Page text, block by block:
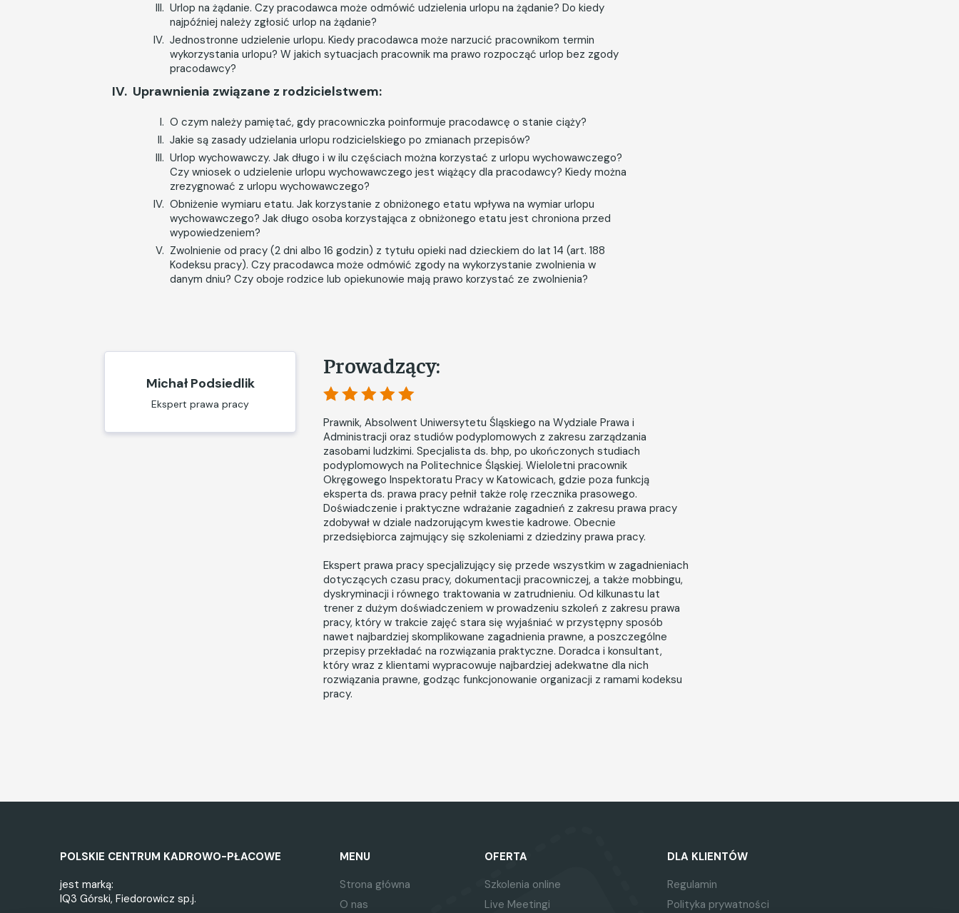
Urlop na żądanie. Czy pracodawca może odmówić udzielenia urlopu na żądanie? Do kiedy
najpóźniej należy zgłosić urlop na żądanie?
Jednostronne udzielenie urlopu. Kiedy pracodawca może narzucić pracownikom termin
wykorzystania urlopu? W jakich sytuacjach pracownik ma prawo rozpocząć urlop bez zgody
pracodawcy?
Uprawnienia związane z rodzicielstwem:
O czym należy pamiętać, gdy pracowniczka poinformuje pracodawcę o stanie ciąży?
Jakie są zasady udzielania urlopu rodzicielskiego po zmianach przepisów?
Urlop wychowawczy. Jak długo i w ilu częściach można korzystać z urlopu wychowawczego?
Czy wniosek o udzielenie urlopu wychowawczego jest wiążący dla pracodawcy? Kiedy można
zrezygnować z urlopu wychowawczego?
Obniżenie wymiaru etatu. Jak korzystanie z obniżonego etatu wpływa na wymiar urlopu
wychowawczego? Jak długo osoba korzystająca z obniżonego etatu jest chroniona przed
wypowiedzeniem?
Zwolnienie od pracy (2 dni albo 16 godzin) z tytułu opieki nad dzieckiem do lat 14 (art. 188
Kodeksu pracy). Czy pracodawca może odmówić zgody na wykorzystanie zwolnienia w
danym dniu? Czy oboje rodzice lub opiekunowie mają prawo korzystać ze zwolnienia?
Michał Podsiedlik
Ekspert prawa pracy
Prowadzący:
Prawnik, Absolwent Uniwersytetu Śląskiego na Wydziale Prawa i
Administracji oraz studiów podyplomowych z zakresu zarządzania
zasobami ludzkimi. Specjalista ds. bhp, po ukończonych studiach
podyplomowych na Politechnice Śląskiej. Wieloletni pracownik
Okręgowego Inspektoratu Pracy w Katowicach, gdzie poza funkcją
eksperta ds. prawa pracy pełnił także rolę rzecznika prasowego.
Doświadczenie i praktyczne wdrażanie zagadnień z zakresu prawa pracy
zdobywał w dziale nadzorującym kwestie kadrowe. Obecnie
przedsiębiorca zajmujący się szkoleniami z dziedziny prawa pracy.
Ekspert prawa pracy specjalizujący się przede wszystkim w zagadnieniach
dotyczących czasu pracy, dokumentacji pracowniczej, a także mobbingu,
dyskryminacji i równego traktowania w zatrudnieniu. Od kilkunastu lat
trener z dużym doświadczeniem w prowadzeniu szkoleń z zakresu prawa
pracy, który w trakcie zajęć stara się wyjaśniać w przystępny sposób
nawet najbardziej skomplikowane zagadnienia prawne, a poszczególne
przepisy przekładać na rozwiązania praktyczne. Doradca i konsultant,
który wraz z klientami wypracowuje najbardziej adekwatne dla nich
rozwiązania prawne, godząc funkcjonowanie organizacji z ramami kodeksu
pracy.
POLSKIE CENTRUM KADROWO-PŁACOWE
jest marką:
IQ3 Górski, Fiedorowicz sp.j.
MENU
Strona główna
O nas
OFERTA
Szkolenia online
Live Meetingi
DLA KLIENTÓW
Regulamin
Polityka prywatności